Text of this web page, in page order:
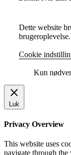
Dette website
brugeroplevelse.
Cookie
Kun
Luk
Privacy Overview
This website uses
navigate through the